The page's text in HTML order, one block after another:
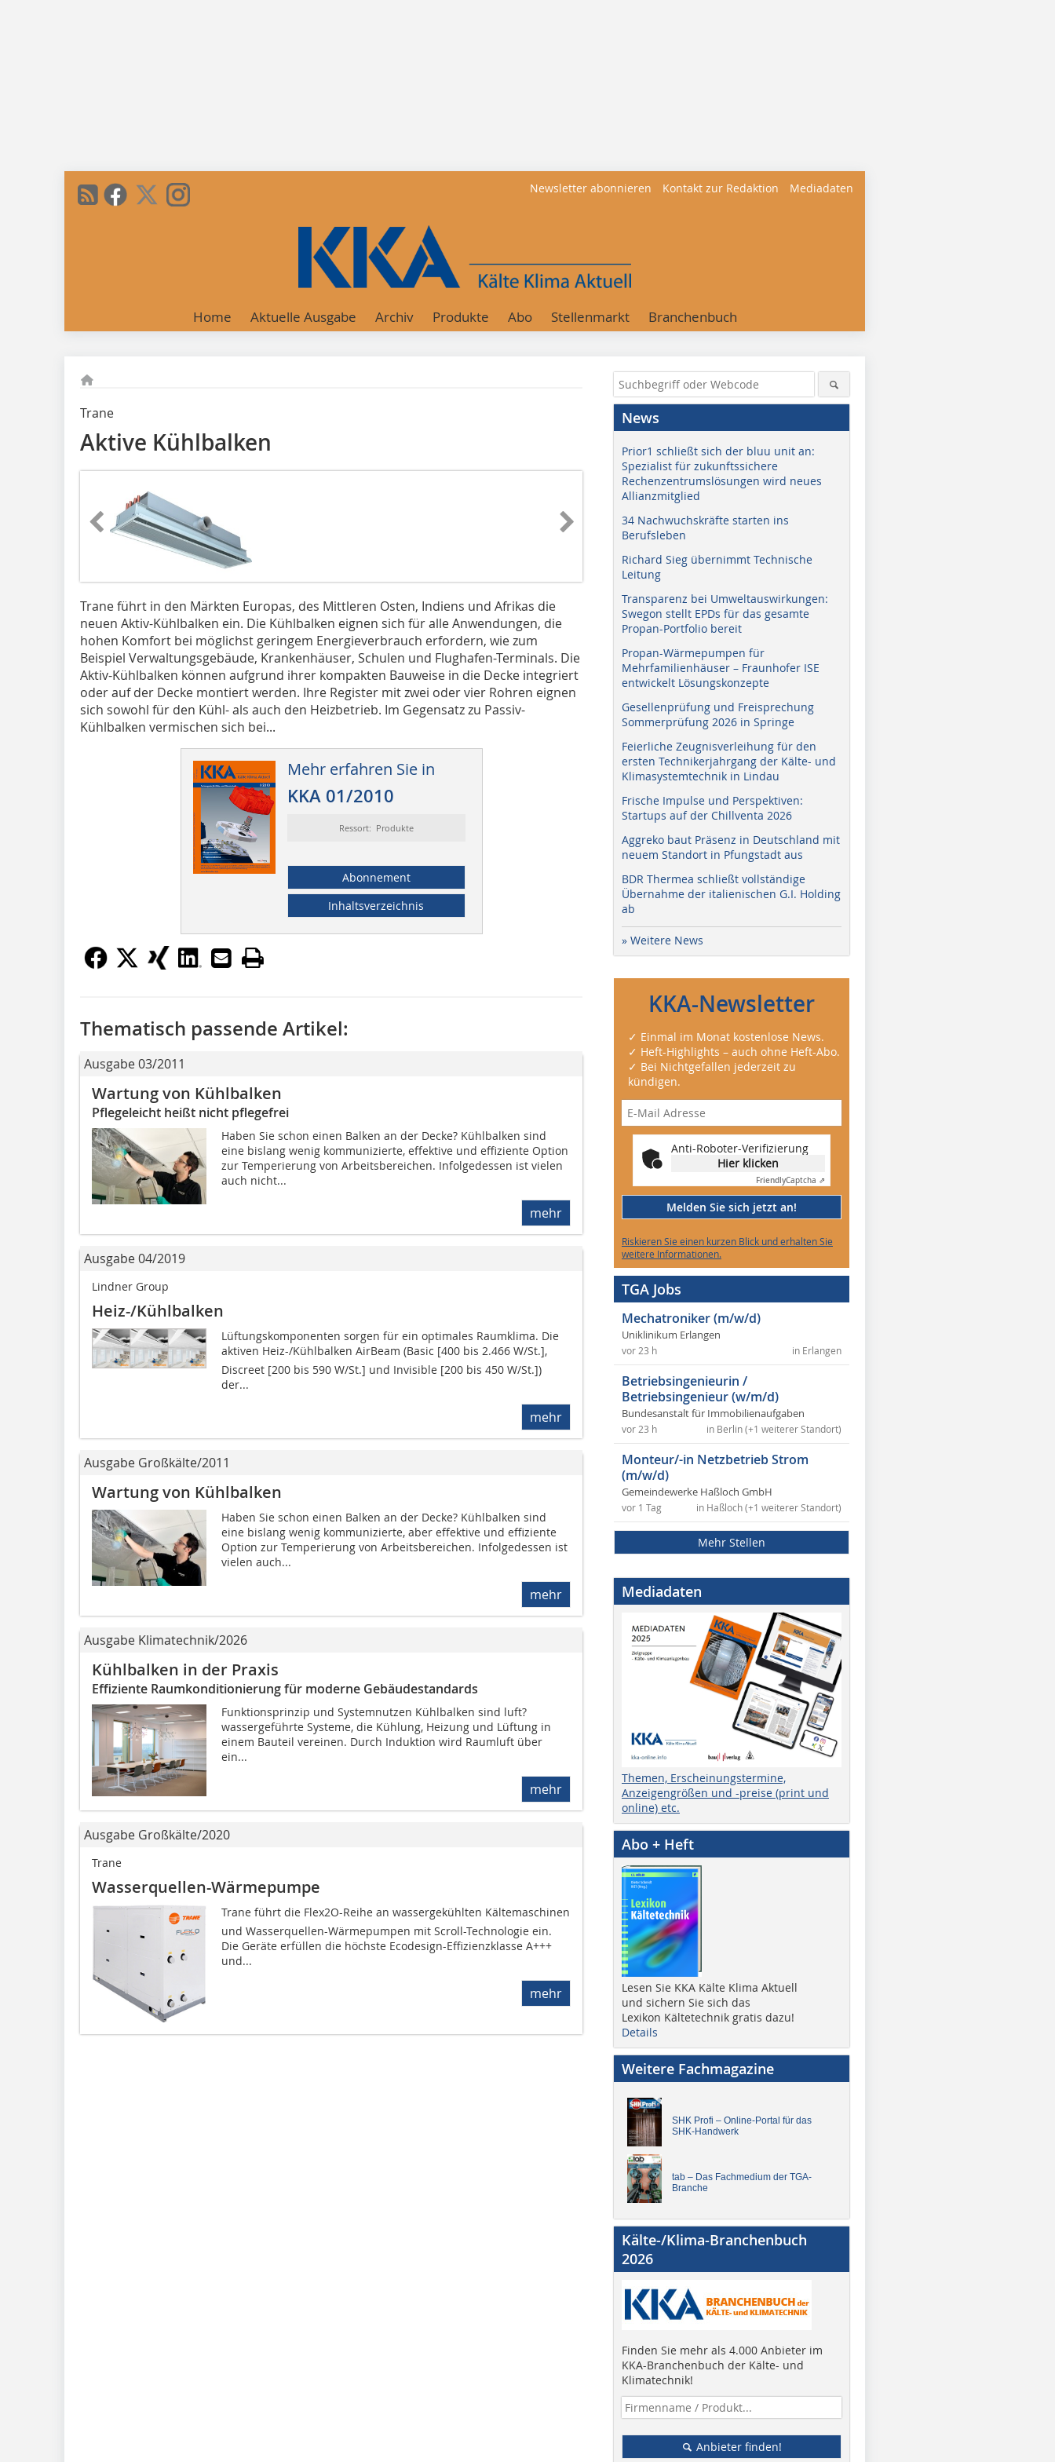
Newsletter abonnieren Kontakt zur Redaktion Mediadaten
Home Aktuelle Ausgabe Archiv Produkte Abo Stellenmarkt Branchenbuch
Trane
Aktive Kühlbalken
Trane führt in den Märkten Europas, des Mittleren Osten, Indiens und Afrikas die
neuen Aktiv-Kühlbalken ein. Die Kühlbalken eignen sich für alle Anwendungen, die
hohen Komfort bei möglichst geringem Energieverbrauch erfordern, wie zum
Beispiel Verwaltungsgebäude, Krankenhäuser, Schulen und Flughafen-Terminals. Die
Aktiv-Kühlbalken können aufgrund ihrer kompakten Bauweise in die Decke integriert
oder auf der Decke montiert werden. Ihre Register mit zwei oder vier Rohren eignen
sich sowohl für den Kühl- als auch den Heizbetrieb. Im Gegensatz zu Passiv-
Kühlbalken vermischen sich bei...
Mehr erfahren Sie in
KKA 01/2010
Ressort: Produkte
Abonnement
Inhaltsverzeichnis
Thematisch passende Artikel:
Ausgabe 03/2011
Wartung von Kühlbalken
Pflegeleicht heißt nicht pflegefrei
Haben Sie schon einen Balken an der Decke? Kühlbalken sind
eine bislang wenig kommunizierte, effektive und effiziente Option
zur Temperierung von Arbeitsbereichen. Infolgedessen ist vielen
auch nicht...
mehr
Ausgabe 04/2019
Lindner Group
Heiz-/Kühlbalken
Lüftungskomponenten sorgen für ein optimales Raumklima. Die
aktiven Heiz-/Kühlbalken AirBeam (Basic [400 bis 2.466 W/St.],
Discreet [200 bis 590 W/St.] und Invisible [200 bis 450 W/St.])
der...
mehr
Ausgabe Großkälte/2011
Wartung von Kühlbalken
Haben Sie schon einen Balken an der Decke? Kühlbalken sind
eine bislang wenig kommunizierte, aber effektive und effiziente
Option zur Temperierung von Arbeitsbereichen. Infolgedessen ist
vielen auch...
mehr
Ausgabe Klimatechnik/2026
Kühlbalken in der Praxis
Effiziente Raumkonditionierung für moderne Gebäudestandards
Funktionsprinzip und ­Systemnutzen Kühlbalken sind luft?
wassergeführte Systeme, die Kühlung, Heizung und Lüftung in
einem Bauteil vereinen. Durch Induktion wird Raumluft über
ein...
mehr
Ausgabe Großkälte/2020
Trane
Wasserquellen-Wärmepumpe
Trane führt die Flex2O-Reihe an wassergekühlten Kältemaschinen
und Wasserquellen-Wärmepumpen mit Scroll-Technologie ein.
Die Geräte erfüllen die höchste Ecodesign-Effizienzklasse A+++
und...
mehr
News
Prior1 schließt sich der bluu unit an:
Spezialist für zukunftssichere
Rechenzentrumslösungen wird neues
Allianzmitglied
34 Nachwuchskräfte starten ins
Berufsleben
Richard Sieg übernimmt Technische
Leitung
Transparenz bei Umweltauswirkungen:
Swegon stellt EPDs für das gesamte
Propan-Portfolio bereit
Propan-Wärmepumpen für
Mehrfamilienhäuser – Fraunhofer ISE
entwickelt Lösungskonzepte
Gesellenprüfung und Freisprechung
Sommerprüfung 2026 in Springe
Feierliche Zeugnisverleihung für den
ersten Technikerjahrgang der Kälte- und
Klimasystemtechnik in Lindau
Frische Impulse und Perspektiven:
Startups auf der Chillventa 2026
Aggreko baut Präsenz in Deutschland mit
neuem Standort in Pfungstadt aus
BDR Thermea schließt vollständige
Übernahme der italienischen G.I. Holding
ab
» Weitere News
KKA-Newsletter
✓ Einmal im Monat kostenlose News.
✓ Heft-Highlights – auch ohne Heft-Abo.
✓ Bei Nichtgefallen jederzeit zu
kündigen.
Anti-Roboter-Verifizierung
Hier klicken
FriendlyCaptcha ⇗
Melden Sie sich jetzt an!
Riskieren Sie einen kurzen Blick und erhalten Sie
weitere Informationen.
TGA Jobs
Mechatroniker (m/w/d)
Uniklinikum Erlangen
in Erlangen
vor 23 h
Betriebsingenieurin /
Betriebsingenieur (w/m/d)
Bundesanstalt für Immobilienaufgaben
in Berlin (+1 weiterer Standort)
vor 23 h
Monteur/-in Netzbetrieb Strom
(m/w/d)
Gemeindewerke Haßloch GmbH
in Haßloch (+1 weiterer Standort)
vor 1 Tag
Mehr Stellen
Mediadaten
Themen, Erscheinungstermine,
Anzeigengrößen und -preise (print und
online) etc.
Abo + Heft
Lesen Sie KKA Kälte Klima Aktuell
und sichern Sie sich das
Lexikon Kältetechnik gratis dazu!
Details
Weitere Fachmagazine
SHK Profi – Online-Portal für das
SHK-Handwerk
tab – Das Fachmedium der TGA-
Branche
Kälte-/Klima-Branchenbuch
2026
Finden Sie mehr als 4.000 Anbieter im
KKA-Branchenbuch der Kälte- und
Klimatechnik!
Anbieter finden!